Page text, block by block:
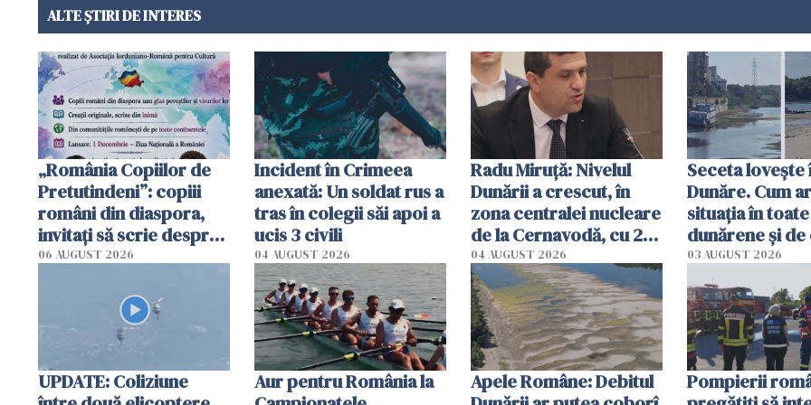
ALTE ȘTIRI DE INTERES
„România Copiilor de
Pretutindeni”: copiii
români din diaspora,
invitați să scrie despre
România într-un volum
06 AUGUST 2026
Incident în Crimeea
anexată: Un soldat rus a
tras în colegii săi apoi a
ucis 3 civili
04 AUGUST 2026
Radu Miruţă: Nivelul
Dunării a crescut, în
zona centralei nucleare
de la Cernavodă, cu 2
cm faţă de ziua trecută
04 AUGUST 2026
Seceta
Dunăre. Cum
situația în
dunărene și de
România
efectele, deși a
în iulie
03 AUGUST 2026
UPDATE: Coliziune
Aur pentru România la
Apele Române: Debitul
Pompierii